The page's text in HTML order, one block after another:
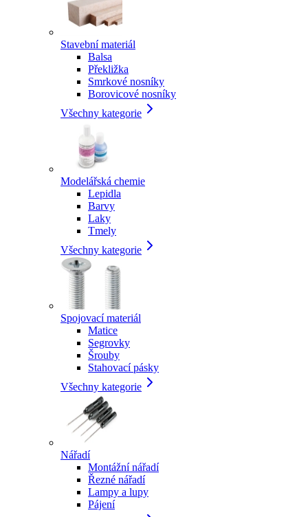
Stavební materiál
Balsa
Překližka
Smrkové nosníky
Borovicové nosníky
Všechny kategorie
Modelářská chemie
Lepidla
Barvy
Laky
Tmely
Všechny kategorie
Spojovací materiál
Matice
Segrovky
Šrouby
Stahovací pásky
Všechny kategorie
Nářadí
Montážní nářadí
Řezné nářadí
Lampy a lupy
Pájení